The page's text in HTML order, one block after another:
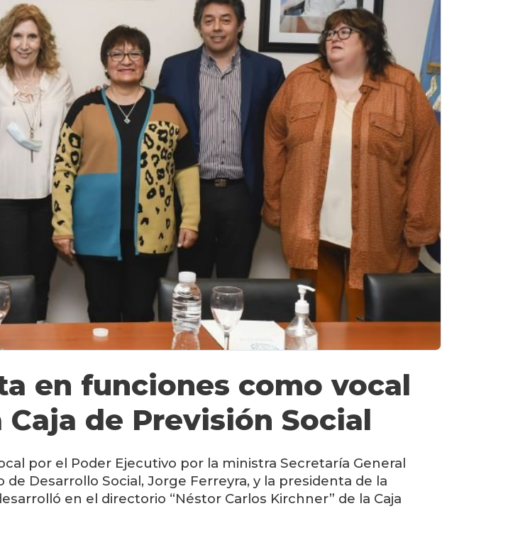
en funciones como vocal
de Previsión Social
por el Poder Ejecutivo por la ministra Secretaría General
Desarrollo Social, Jorge Ferreyra, y la presidenta de la
en el directorio “Néstor Carlos Kirchner” de la Caja